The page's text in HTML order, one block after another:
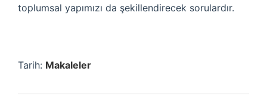
toplumsal yapımızı da şekillendirecek sorulardır.
Tarih: Makaleler